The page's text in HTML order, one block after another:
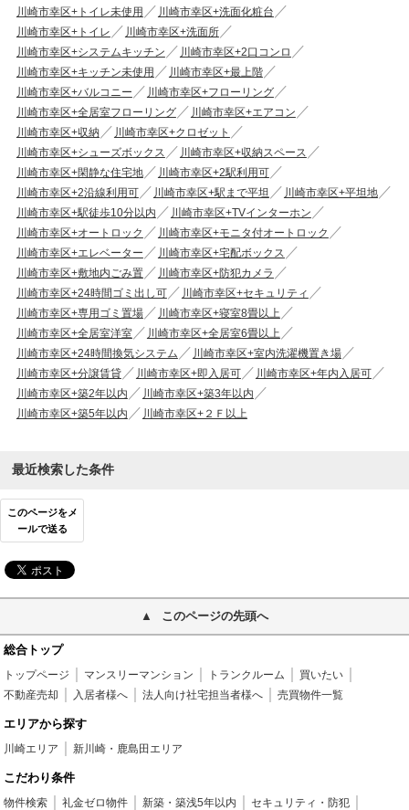
川崎市幸区+トイレ未使用
川崎市幸区+洗面化粧台
川崎市幸区+トイレ
川崎市幸区+洗面所
川崎市幸区+システムキッチン
川崎市幸区+2口コンロ
川崎市幸区+キッチン未使用
川崎市幸区+最上階
川崎市幸区+バルコニー
川崎市幸区+フローリング
川崎市幸区+全居室フローリング
川崎市幸区+エアコン
川崎市幸区+収納
川崎市幸区+クロゼット
川崎市幸区+シューズボックス
川崎市幸区+収納スペース
川崎市幸区+閑静な住宅地
川崎市幸区+2駅利用可
川崎市幸区+2沿線利用可
川崎市幸区+駅まで平坦
川崎市幸区+平坦地
川崎市幸区+駅徒歩10分以内
川崎市幸区+TVインターホン
川崎市幸区+オートロック
川崎市幸区+モニタ付オートロック
川崎市幸区+エレベーター
川崎市幸区+宅配ボックス
川崎市幸区+敷地内ごみ置
川崎市幸区+防犯カメラ
川崎市幸区+24時間ゴミ出し可
川崎市幸区+セキュリティ
川崎市幸区+専用ゴミ置場
川崎市幸区+寝室8畳以上
川崎市幸区+全居室洋室
川崎市幸区+全居室6畳以上
川崎市幸区+24時間換気システム
川崎市幸区+室内洗濯機置き場
川崎市幸区+分譲賃貸
川崎市幸区+即入居可
川崎市幸区+年内入居可
川崎市幸区+築2年以内
川崎市幸区+築3年以内
川崎市幸区+築5年以内
川崎市幸区+２Ｆ以上
最近検索した条件
このページをメ
ールで送る
このページの先頭へ
総合トップ
トップページ マンスリーマンション トランクルーム
買いたい
不動産売却
入居者様へ 法人向け社宅担当者様へ 売買物件一覧
エリアから探す
川崎エリア 新川崎・鹿島田エリア
こだわり条件
物件検索 礼金ゼロ物件 新築・築浅5年以内
セキュリティ・防犯